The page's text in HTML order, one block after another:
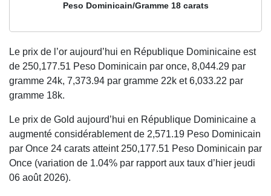
Peso Dominicain/Gramme 18 carats
Le prix de l’or aujourd’hui en République Dominicaine est
de 250,177.51 Peso Dominicain par once, 8,044.29 par
gramme 24k, 7,373.94 par gramme 22k et6,033.22 par
gramme 18k.
Le prix de Gold aujourd’hui en République Dominicaine a
augmenté considérablement de 2,571.19 Peso Dominicain
par Once 24 carats atteint 250,177.51 Peso Dominicain par
Once (variation de 1.04% par rapport aux taux d’hier jeudi
06 août 2026).